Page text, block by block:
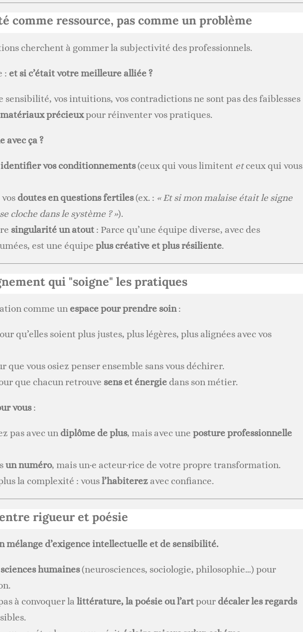
comme ressource, pas comme un problème
cherchent à gommer la subjectivité des professionnels.
: et si c’était votre meilleure alliée ?
sensibilité, vos intuitions, vos contradictions ne sont pas des faiblesses
matériaux précieuxpour réinventer vos pratiques.
avec ça ?
identifier vos conditionnements(ceux qui vous limitent etceux qui vous
doutes en questions fertiles(ex. : « Et si mon malaise était le signe
cloche dans le système ? »).
singularité un atout: Parce qu’une équipe diverse, avec des
est une équipe plus créative et plus résiliente.
qui "soigne" les pratiques
comme un espace pour prendre soin:
qu’elles soient plus justes, plus légères, plus alignées avec vos
que vous osiez penser ensemble sans vous déchirer.
que chacun retrouve sens et énergiedans son métier.
vous:
pas avec un diplôme de plus, mais avec une posture professionnelle
un numéro, mais un·e acteur·rice de votre propre transformation.
la complexité : vousl’habiterezavec confiance.
rigueur et poésie
mélange d’exigence intellectuelle et de sensibilité.
sciences humaines(neurosciences, sociologie, philosophie…) pour
à convoquer la littérature, la poésie ou l’artpour décaler les regards